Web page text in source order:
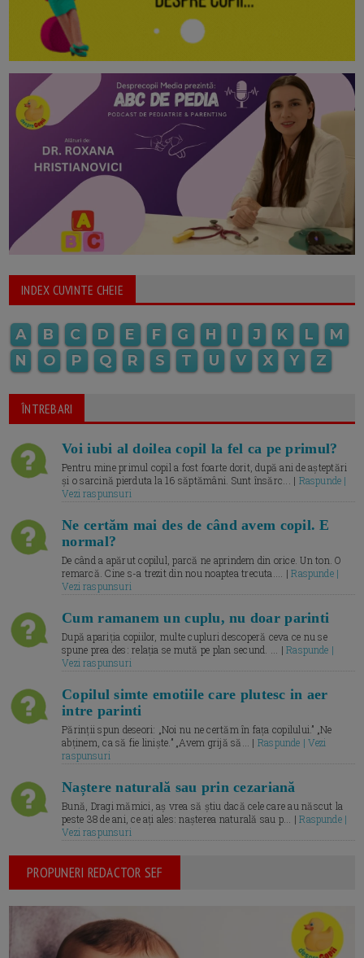
INDEX CUVINTE CHEIE
A B C D E F G H I J K L
M
N
O P Q R S T U V X Y Z
ÎNTREBARI
Voi iubi al doilea copil la fel ca pe primul?
Pentru mine primul copil a fost foarte dorit, după ani de așteptări
și o sarcină pierduta la 16 săptămâni. Sunt însărc... | Raspunde |
Vezi raspunsuri
Ne certăm mai des de când avem copil. E
normal?
De când a apărut copilul, parcă ne aprindem din orice. Un ton. O
remarcă. Cine s-a trezit din nou noaptea trecuta.... |Raspunde |
Vezi raspunsuri
Cum ramanem un cuplu, nu doar parinti
După apariția copiilor, multe cupluri descoperă ceva ce nu se
spune prea des: relația se mută pe plan secund. ... |Raspunde |
Vezi raspunsuri
Copilul simte emotiile care plutesc in aer
intre parinti
Părinții spun deseori: „Noi nu ne certăm în fața copilului.” „Ne
abținem, ca să fie liniște.” „Avem grijă să... | Raspunde | Vezi
raspunsuri
Naștere naturală sau prin cezariană
Bună, Dragi mămici, aș vrea să știu dacă cele care au născut la
peste 38 de ani, ce ați ales: nașterea naturală sau p... |Raspunde |
Vezi raspunsuri
PROPUNERI REDACTOR SEF